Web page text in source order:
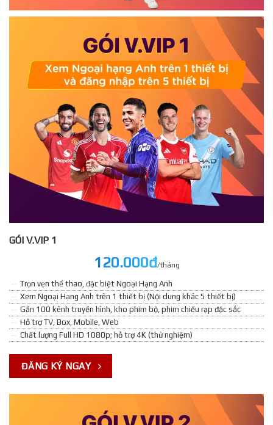
GÓI V.VIP 1
120.000đ/tháng
Trọn vẹn thể thao, đặc biệt Ngoại Hạng Anh
Xem Ngoại Hạng Anh trên 1 thiết bị (Nội dung khác 5 thiết bị)
Gần 100 kênh truyền hình, kho phim bộ, phim chiếu rạp đặc sắc
Hỗ trợ TV, Box, Mobile, Web
Chất lượng Full HD 1080p; hỗ trợ 4K (thử nghiệm)
ĐĂNG KÝ NGAY